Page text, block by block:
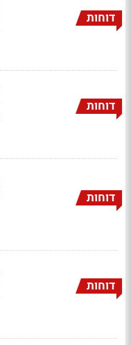
דוחות
דוחות
דוחות
דוחות